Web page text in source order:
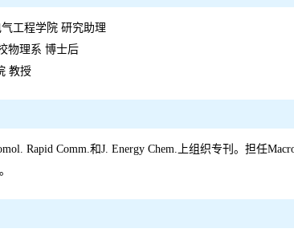
工程学院 研究助理
物理系 博士后
教授
Rapid Comm.和J. Energy Chem.上组织专刊。担任